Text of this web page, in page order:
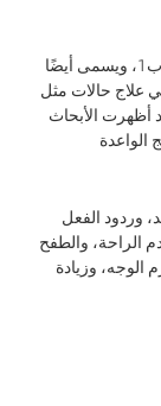
البنفوتيامين هو نسخة مصنعة في المختبر من فيتامين ب1، ويسمى أيضًا
علاج حالات مثل
أظهرت الأبحاث
وردود الفعل
الراحة، والطفح
الوجه، وزيادة